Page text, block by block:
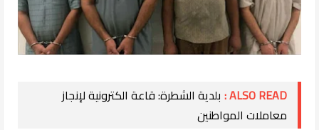
ALSO READ : بلدية الشطرة: قاعة الكترونية لإنجاز
معاملات المواطنين